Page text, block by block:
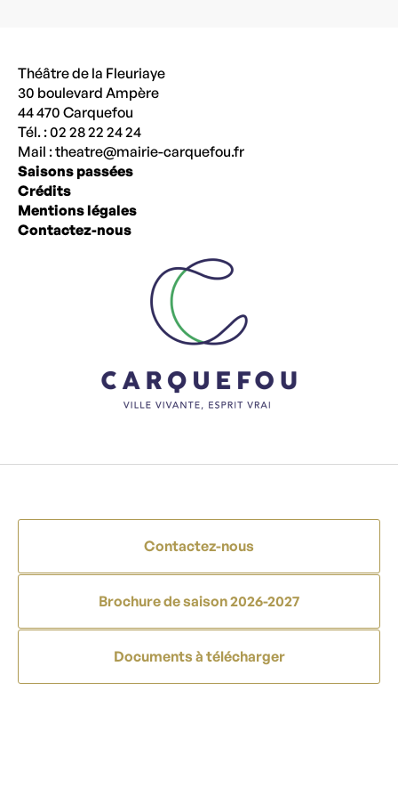
Théâtre de la Fleuriaye
30 boulevard Ampère
44 470 Carquefou
Tél. : 02 28 22 24 24
Mail :theatre@mairie-carquefou.fr
Saisons passées
Crédits
Mentions légales
Contactez-nous
Contactez-nous
Brochure de saison 2026-2027
Documents à télécharger